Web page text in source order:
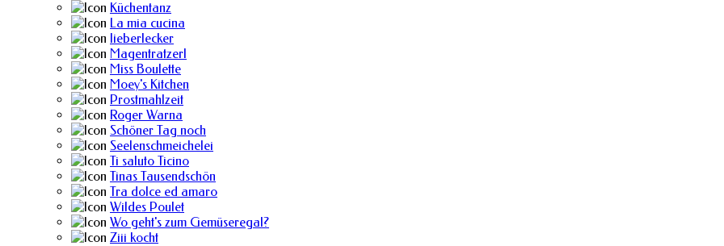
Küchentanz
La mia cucina
lieberlecker
Magentratzerl
Miss Boulette
Moey's Kitchen
Prostmahlzeit
Roger Warna
Schöner Tag noch
Seelenschmeichelei
Ti saluto Ticino
Tinas Tausendschön
Tra dolce ed amaro
Wildes Poulet
Wo geht's zum Gemüseregal?
Ziii kocht